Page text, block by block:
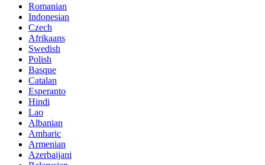
Romanian
Indonesian
Czech
Afrikaans
Swedish
Polish
Basque
Catalan
Esperanto
Hindi
Lao
Albanian
Amharic
Armenian
Azerbaijani